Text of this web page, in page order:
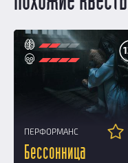
ПЕРФОРМАНС
Бессонница